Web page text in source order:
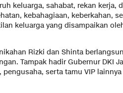
keluarga, sahabat, rekan kerja,
kebahagiaan, keberkahan,
keluarga yang disampaikan
Rizki dan Shinta
Tampak hadir Gubernur DKI
serta tamu VIP